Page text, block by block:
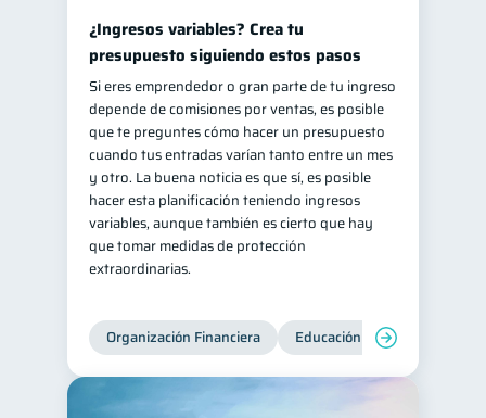
¿Ingresos variables? Crea tu
presupuesto siguiendo estos pasos
Si eres emprendedor o gran parte de tu ingreso
depende de comisiones por ventas, es posible
que te preguntes cómo hacer un presupuesto
cuando tus entradas varían tanto entre un mes
y otro. La buena noticia es que sí, es posible
hacer esta planificación teniendo ingresos
variables, aunque también es cierto que hay
que tomar medidas de protección
extraordinarias.
Organización Financiera Educación financiera